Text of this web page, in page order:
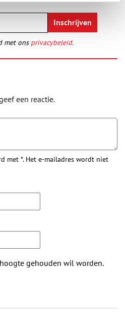
met ons privacybeleid.
een reactie.
met *. Het e-mailadres wordt niet
gehouden wil worden.